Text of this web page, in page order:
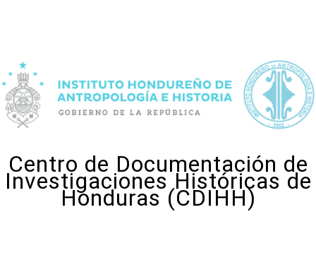
Centro de Documentación de
Investigaciones Históricas de
Honduras (CDIHH)